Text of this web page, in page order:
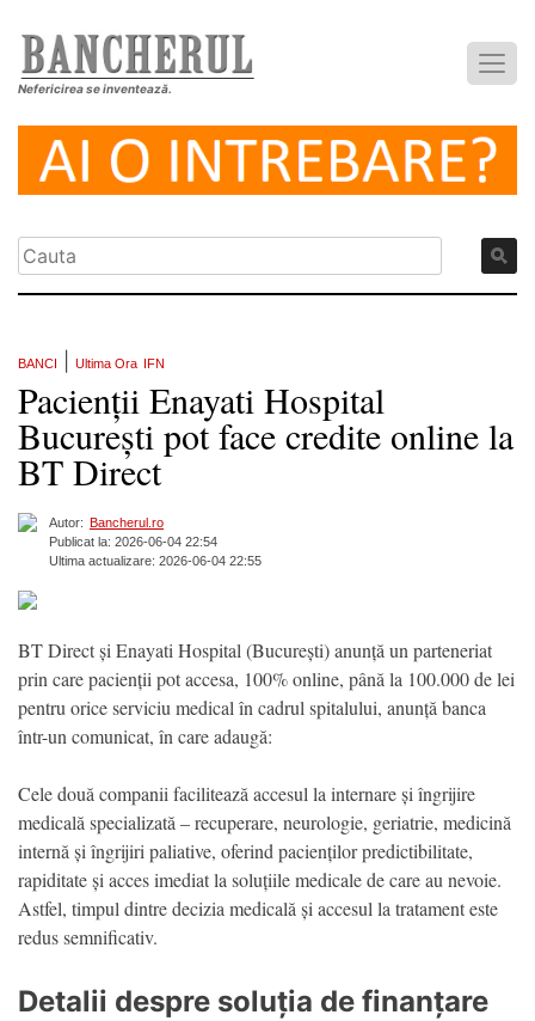
Nefericirea se inventează.
BANCI Ultima Ora IFN
Pacienții Enayati Hospital
București pot face credite online la
BT Direct
Autor: Bancherul.ro
Publicat la: 2026-06-04 22:54
Ultima actualizare: 2026-06-04 22:55
BT Direct și Enayati Hospital (București) anunță un parteneriat
prin care pacienții pot accesa, 100% online, până la 100.000 de lei
pentru orice serviciu medical în cadrul spitalului, anunță banca
într-un comunicat, în care adaugă:
Cele două companii facilitează accesul la internare și îngrijire
medicală specializată – recuperare, neurologie, geriatrie, medicină
internă și îngrijiri paliative, oferind pacienților predictibilitate,
rapiditate și acces imediat la soluțiile medicale de care au nevoie.
Astfel, timpul dintre decizia medicală și accesul la tratament este
redus semnificativ.
Detalii despre soluția de finanțare